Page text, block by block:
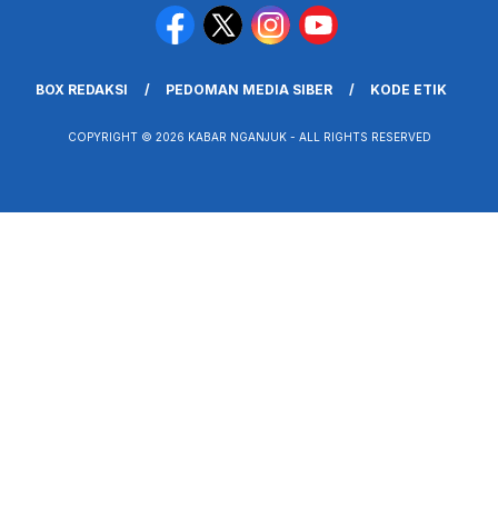
BOX REDAKSI PEDOMAN MEDIA SIBER KODE ETIK
COPYRIGHT © 2026 KABAR NGANJUK - ALL RIGHTS RESERVED